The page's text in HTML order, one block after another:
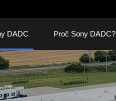
DADC Proč Sony DADC?